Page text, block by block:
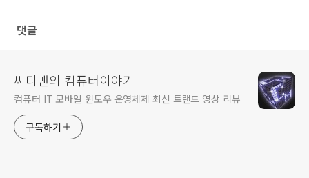
댓글
씨디맨의 컴퓨터이야기
컴퓨터 IT 모바일 윈도우 운영체제 최신 트랜드 영상 리뷰
구독하기